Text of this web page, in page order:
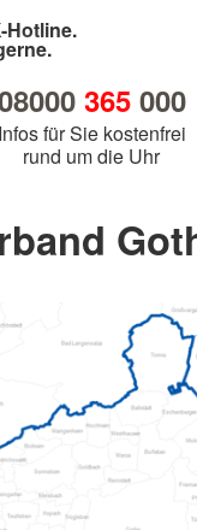
Hotline.
365000
Infos für Sie kostenfrei
rund um die Uhr